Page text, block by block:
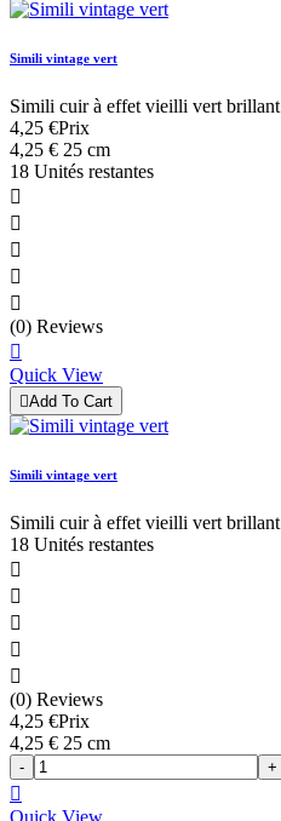
Simili vintage vert
Simili cuir à effet vieilli vert brillant
4,25 €Prix
4,25 € 25 cm
18 Unités restantes





(0) Reviews

Quick View
Add To Cart
Simili vintage vert
Simili cuir à effet vieilli vert brillant
18 Unités restantes





(0) Reviews
4,25 €Prix
4,25 € 25 cm
- +
